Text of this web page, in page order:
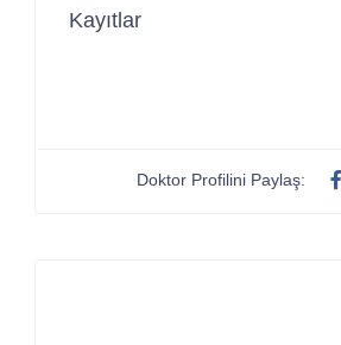
Kayıtlar
Doktor Profilini Paylaş: